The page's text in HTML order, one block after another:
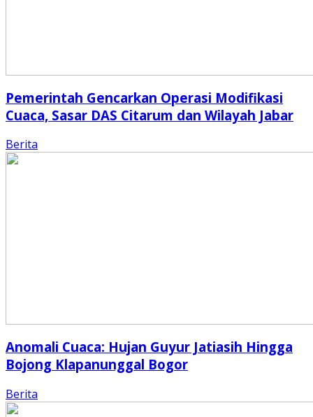
Pemerintah Gencarkan Operasi Modifikasi
Cuaca, Sasar DAS Citarum dan Wilayah Jabar
Berita
Anomali Cuaca: Hujan Guyur Jatiasih Hingga
Bojong Klapanunggal Bogor
Berita